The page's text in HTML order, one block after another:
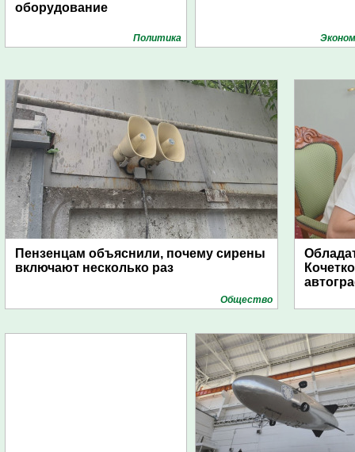
оборудование
Политика
Пензенцам объяснили, почему сирены
включают несколько раз
Общество